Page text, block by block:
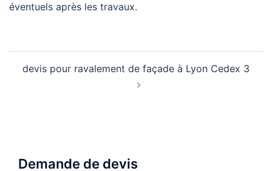
éventuels après les travaux.
d’article
devis pour ravalement de façade à Lyon Cedex 3
Demande de devis